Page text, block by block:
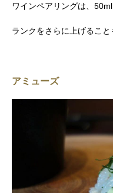
ワインペアリングは、50ml
ランクをさらに上げること
アミューズ